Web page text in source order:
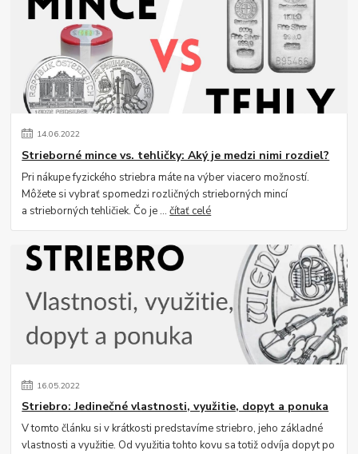
14.06.2022
Strieborné mince vs. tehličky: Aký je medzi nimi rozdiel?
Pri nákupe fyzického striebra máte na výber viacero možností.
Môžete si vybrať spomedzi rozličných strieborných mincí
a strieborných tehličiek. Čo je ...čítať celé
16.05.2022
Striebro: Jedinečné vlastnosti, využitie, dopyt a ponuka
V tomto článku si v krátkosti predstavíme striebro, jeho základné
vlastnosti a využitie. Od využitia tohto kovu sa totiž odvíja dopyt po